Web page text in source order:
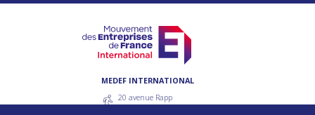
MEDEF INTERNATIONAL
20 avenue Rapp
75007 Paris - France